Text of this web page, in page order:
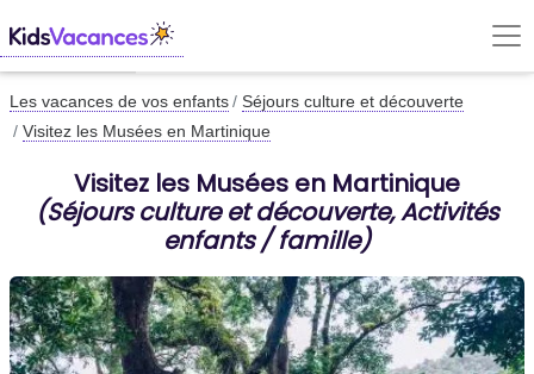
Les vacances de vos enfants
Séjours culture et découverte
Visitez les Musées en Martinique
Visitez les Musées en Martinique
(Séjours culture et découverte, Activités
enfants / famille)